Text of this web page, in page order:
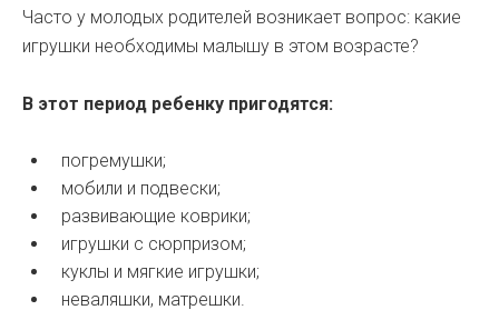
Часто у молодых родителей возникает вопрос: какие
игрушки необходимы малышу в этом возрасте?
В этот период ребенку пригодятся:
погремушки;
мобили и подвески;
развивающие коврики;
игрушки с сюрпризом;
куклы и мягкие игрушки;
неваляшки, матрешки.